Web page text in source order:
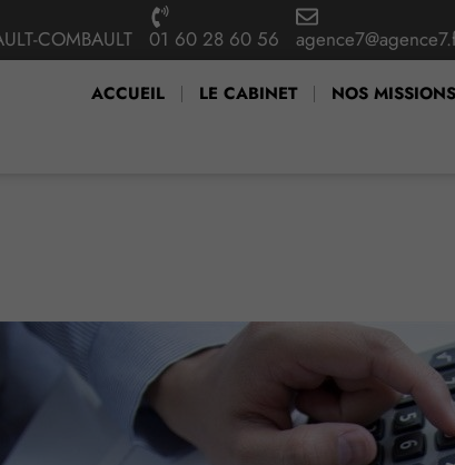
COMBAULT 01 60 28 60 56
ACCUEIL LE CABINET NOS MISSIONS